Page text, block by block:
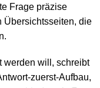
Frage präzise
Übersichtsseiten, die
werden will, schreibt
zuerst-Aufbau,